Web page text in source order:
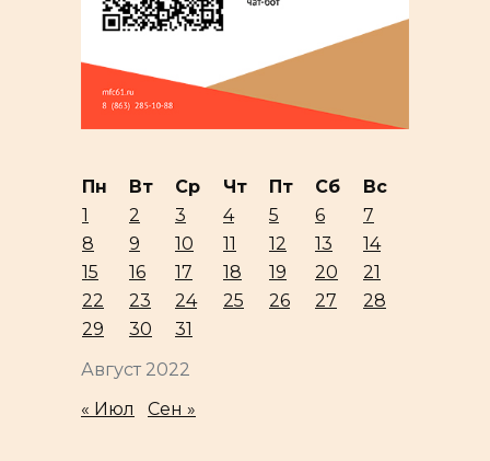
Август 2022
Пн Вт Ср Чт Пт Сб
Вс
1
2 3 4 5 6
7
8
9 10 11 12 13
14
15
16 17 18 19 20
21
22
23 24 25 26 27
28
29
30 31
« Июл Сен »